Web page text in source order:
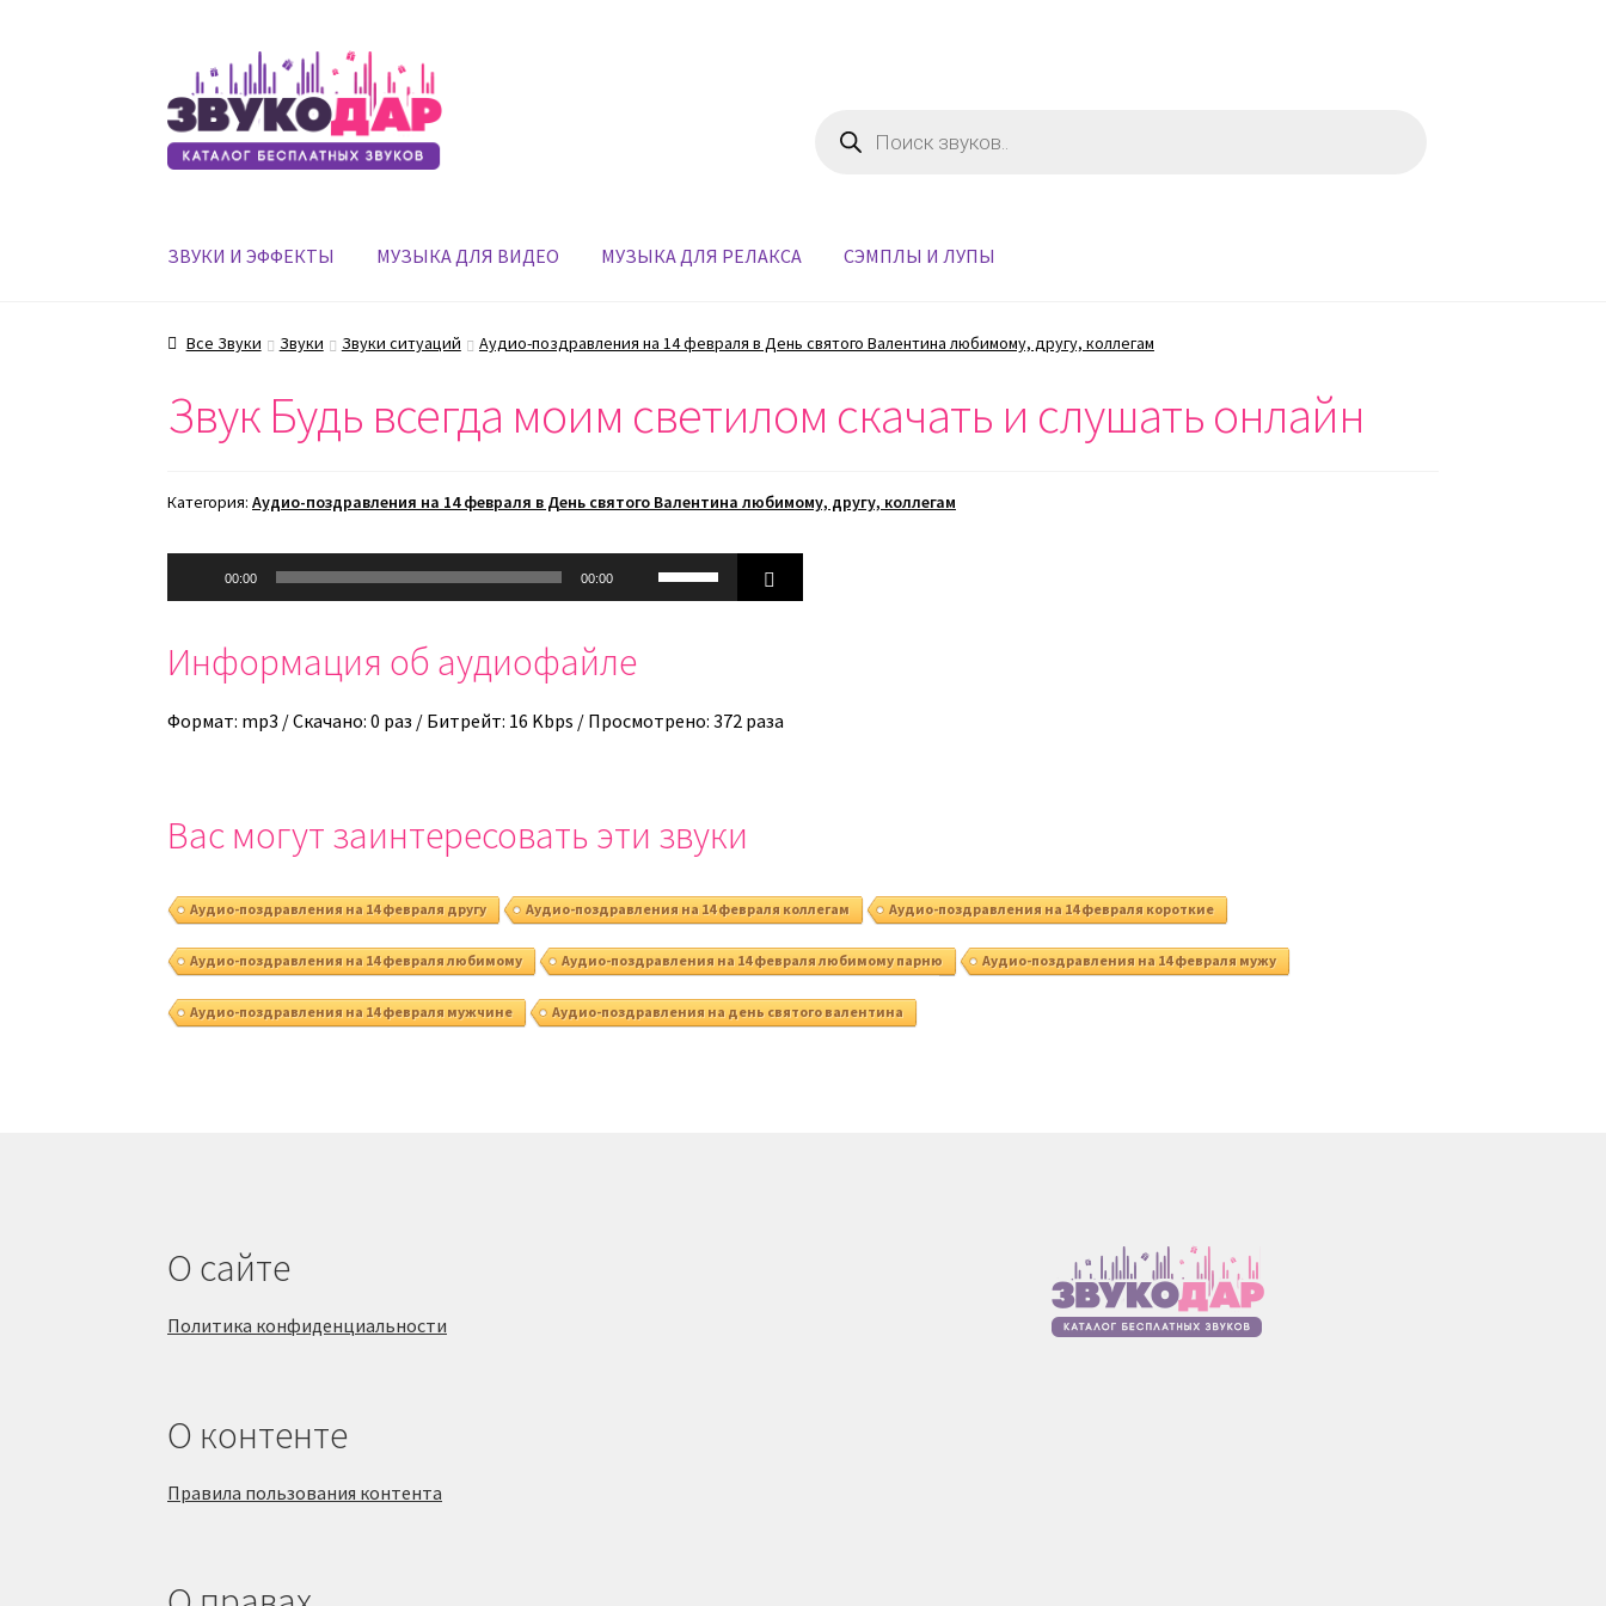
Перейти
к
навигации
Перейти
к
содержимому
товаров
ЗВУКИ И ЭФФЕКТЫ МУЗЫКА ДЛЯ ВИДЕО МУЗЫКА ДЛЯ РЕЛАКСА СЭМПЛЫ И ЛУПЫ
Все Звуки Звуки Звуки ситуаций Аудио-поздравления на 14 февраля в День святого Валентина любимому, другу, коллегам
Звук Будь всегда моим светилом скачать и слушать онлайн
Категория:Аудио-поздравления на 14 февраля в День святого Валентина любимому, другу, коллегам
00:00 00:00
Используйте
клавиши
увеличить
Информация об аудиофайле
Формат: mp3 / Скачано: 0 раз / Битрейт: 16 Kbps / Просмотрено: 372 раза
Вас могут заинтересовать эти звуки
Аудио-поздравления на 14 февраля другу Аудио-поздравления на 14 февраля коллегам Аудио-поздравления на 14 февраля короткие
Аудио-поздравления на 14 февраля любимому Аудио-поздравления на 14 февраля любимому парню Аудио-поздравления на 14 февраля мужу
Аудио-поздравления на 14 февраля мужчине Аудио-поздравления на день святого валентина
О сайте
Политика конфиденциальности
О контенте
Правила пользования контента